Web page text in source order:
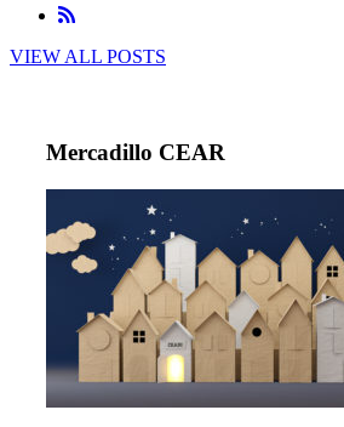
VIEW ALL POSTS
Mercadillo CEAR